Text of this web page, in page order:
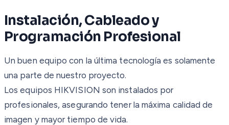
Instalación, Cableado y
Programación Profesional
Un buen equipo con la última tecnología es solamente
una parte de nuestro proyecto.
Los equipos HIKVISION son instalados por
profesionales, asegurando tener la máxima calidad de
imagen y mayor tiempo de vida.